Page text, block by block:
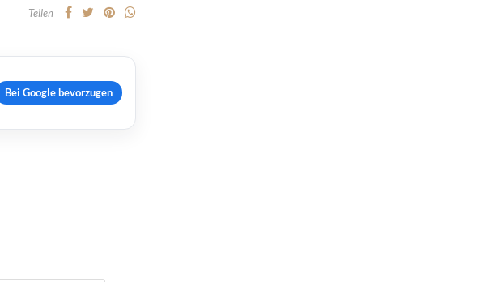
Teilen
Bei Google bevorzugen